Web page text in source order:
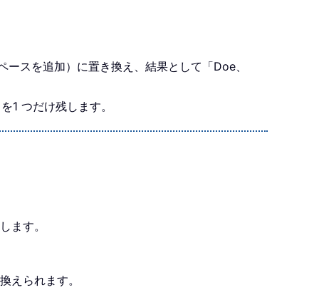
スを追加）に置き換え、結果として「Doe、
1 つだけ残します。
ます。
えられます。